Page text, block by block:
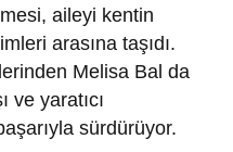
aileyi kentin
arasına taşıdı.
Melisa Bal da
ve yaratıcı
sürdürüyor.